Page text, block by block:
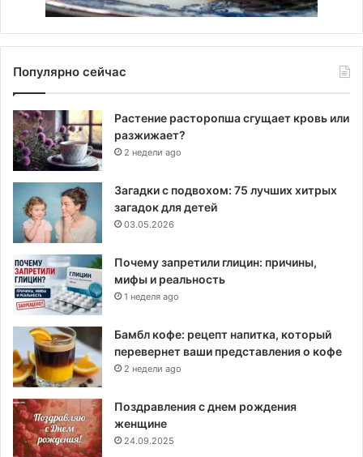
Популярно сейчас
Растение расторопша сгущает кровь или
разжижает?
2 недели ago
Загадки с подвохом: 75 лучших хитрых
загадок для детей
03.05.2026
Почему запретили глицин: причины,
мифы и реальность
1 неделя ago
Бамбл кофе: рецепт напитка, который
перевернет ваши представления о кофе
2 недели ago
Поздравления с днем рождения
женщине
24.09.2025